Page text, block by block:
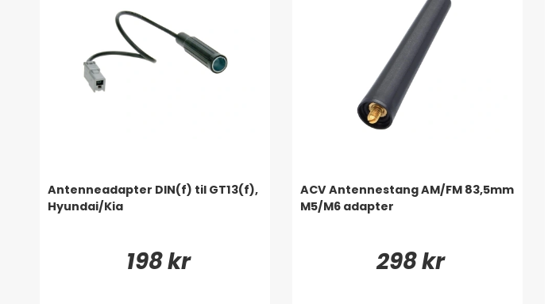
Antenneadapter DIN(f) til GT13(f),
Hyundai/Kia
198 kr
ACV Antennestang AM/FM 83,5mm
M5/M6 adapter
298 kr